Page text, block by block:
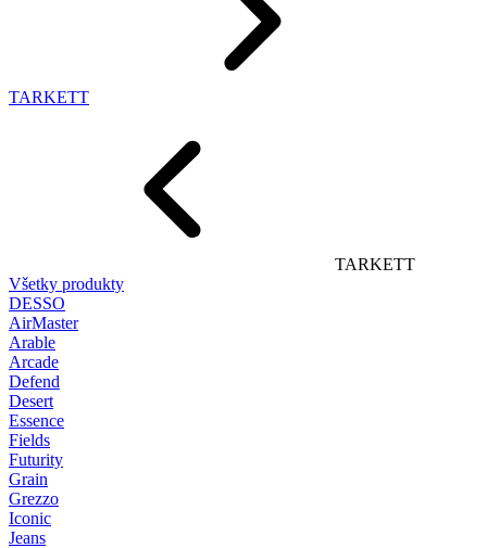
TARKETT
TARKETT
Všetky produkty
DESSO
AirMaster
Arable
Arcade
Defend
Desert
Essence
Fields
Futurity
Grain
Grezzo
Iconic
Jeans